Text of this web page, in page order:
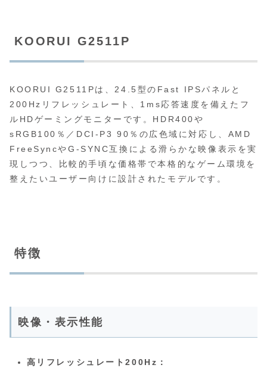
KOORUI G2511P
KOORUI G2511Pは、24.5型のFast IPSパネルと
200Hzリフレッシュレート、1ms応答速度を備えたフ
ルHDゲーミングモニターです。HDR400や
sRGB100％／DCI-P3 90％の広色域に対応し、AMD
FreeSyncやG-SYNC互換による滑らかな映像表示を実
現しつつ、比較的手頃な価格帯で本格的なゲーム環境を
整えたいユーザー向けに設計されたモデルです。
特徴
映像・表示性能
高リフレッシュレート200Hz：